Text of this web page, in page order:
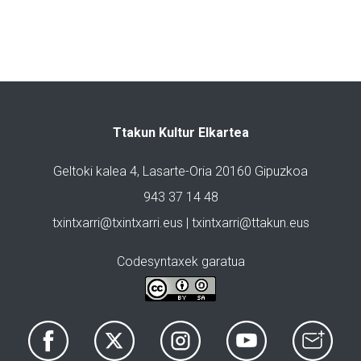
Ttakun Kultur Elkartea
Geltoki kalea 4, Lasarte-Oria 20160 Gipuzkoa
943 37 14 48
txintxarri@txintxarri.eus | txintxarri@ttakun.eus
Codesyntaxek garatua